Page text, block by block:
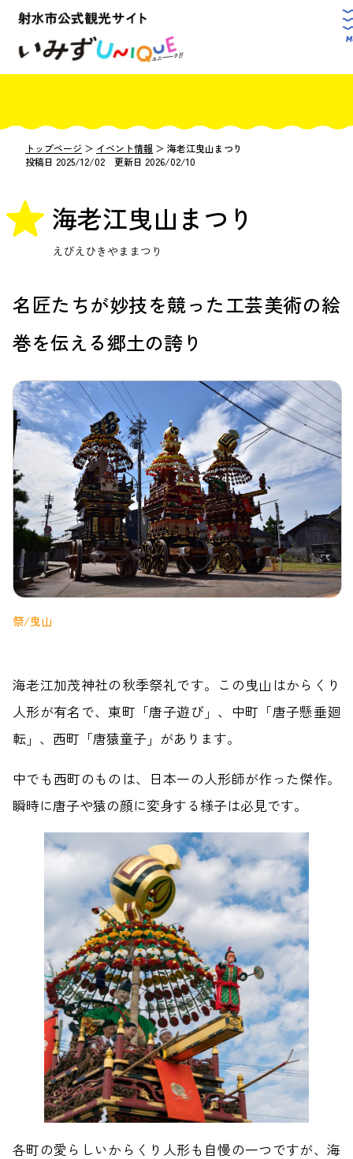
トップページ ＞ イベント情報 ＞ 海老江曳山まつり
投稿日 2025/12/02 更新日 2026/02/10
海老江曳山まつり
えびえひきやままつり
名匠たちが妙技を競った工芸美術の絵
巻を伝える郷土の誇り
祭/曳山
海老江加茂神社の秋季祭礼です。この曳山はからくり
人形が有名で、東町「唐子遊び」、中町「唐子懸垂廻
転」、西町「唐猿童子」があります。
中でも西町のものは、日本一の人形師が作った傑作。
瞬時に唐子や猿の顔に変身する様子は必見です。
各町の愛らしいからくり人形も自慢の一つですが、海